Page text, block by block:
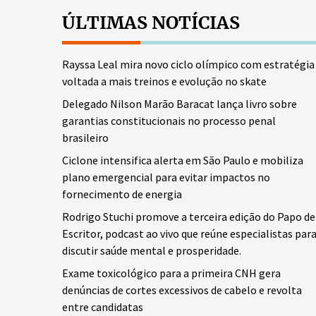
ÚLTIMAS NOTÍCIAS
Rayssa Leal mira novo ciclo olímpico com estratégia
voltada a mais treinos e evolução no skate
Delegado Nilson Marão Baracat lança livro sobre
garantias constitucionais no processo penal
brasileiro
Ciclone intensifica alerta em São Paulo e mobiliza
plano emergencial para evitar impactos no
fornecimento de energia
Rodrigo Stuchi promove a terceira edição do Papo de
Escritor, podcast ao vivo que reúne especialistas para
discutir saúde mental e prosperidade.
Exame toxicológico para a primeira CNH gera
denúncias de cortes excessivos de cabelo e revolta
entre candidatas